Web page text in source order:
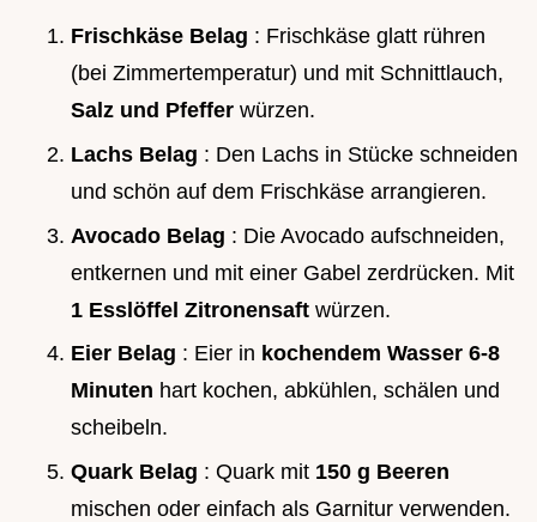
Frischkäse Belag : Frischkäse glatt rühren
(bei Zimmertemperatur) und mit Schnittlauch,
Salz und Pfeffer würzen.
Lachs Belag : Den Lachs in Stücke schneiden
und schön auf dem Frischkäse arrangieren.
Avocado Belag : Die Avocado aufschneiden,
entkernen und mit einer Gabel zerdrücken. Mit
1 Esslöffel Zitronensaft würzen.
Eier Belag : Eier in kochendem Wasser 6-8
Minuten hart kochen, abkühlen, schälen und
scheibeln.
Quark Belag : Quark mit 150 g Beeren
mischen oder einfach als Garnitur verwenden.